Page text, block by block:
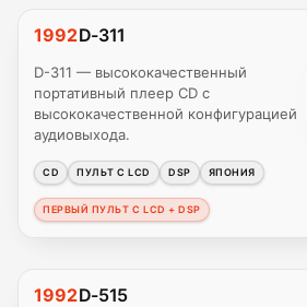
1992D-311
D-311 — высококачественный
портативный плеер CD с
высококачественной конфигурацией
аудиовыхода.
CD ПУЛЬТ С LCD DSP ЯПОНИЯ
ПЕРВЫЙ ПУЛЬТ С LCD + DSP
1992D-515